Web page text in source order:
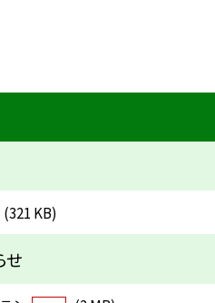
(321 KB)
せ